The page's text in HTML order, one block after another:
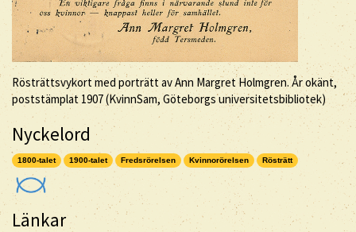
Rösträttsvykort med porträtt av Ann Margret Holmgren. År okänt,
poststämplat 1907 (KvinnSam, Göteborgs universitetsbibliotek)
Nyckelord
1800-talet 1900-talet Fredsrörelsen Kvinnorörelsen Rösträtt
Länkar